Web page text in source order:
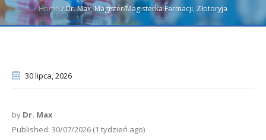
Home/Dr. Max, Magister/Magisterka Farmacji, Złotoryja
30 lipca, 2026
by Dr. Max
Published: 30/07/2026 (1 tydzień ago)